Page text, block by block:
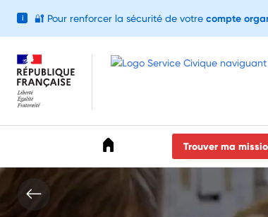
Trouver ma
i 🔐 Pour renforcer la sécurité de votre compte